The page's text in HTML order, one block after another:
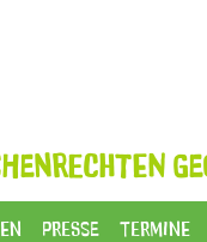
Presse Termine